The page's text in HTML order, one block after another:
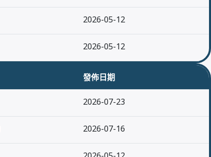
2026-05-12
2026-05-12
發佈日期
2026-07-23
2026-07-16